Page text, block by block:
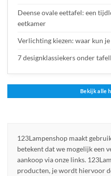
Deense ovale eettafel: een
eetkamer
Verlichting kiezen: waar kun
7 designklassiekers onder
Bekijk alle
123Lampenshop maakt
betekent dat we mogelijk een
aankoop via onze links.
producten, je wordt hiervoor